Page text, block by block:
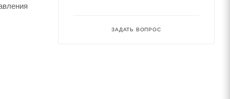
ЗАДАТЬ ВОПРОС